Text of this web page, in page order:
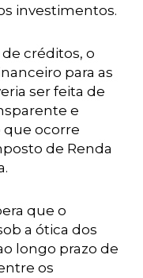
investimentos.
créditos, o
para as
ser feita de
e
ocorre
de Renda
que o
a ótica dos
longo prazo de
os